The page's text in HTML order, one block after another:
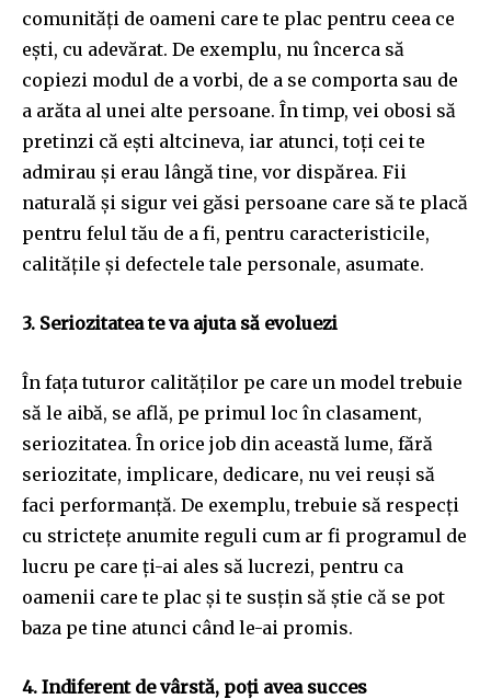
comunități de oameni care te plac pentru ceea ce
ești, cu adevărat. De exemplu, nu încerca să
copiezi modul de a vorbi, de a se comporta sau de
a arăta al unei alte persoane. În timp, vei obosi să
pretinzi că ești altcineva, iar atunci, toți cei te
admirau și erau lângă tine, vor dispărea. Fii
naturală și sigur vei găsi persoane care să te placă
pentru felul tău de a fi, pentru caracteristicile,
calitățile și defectele tale personale, asumate.
3. Seriozitatea te va ajuta să evoluezi
În fața tuturor calităților pe care un model trebuie
să le aibă, se află, pe primul loc în clasament,
seriozitatea. În orice job din această lume, fără
seriozitate, implicare, dedicare, nu vei reuși să
faci performanță. De exemplu, trebuie să respecți
cu strictețe anumite reguli cum ar fi programul de
lucru pe care ți-ai ales să lucrezi, pentru ca
oamenii care te plac și te susțin să știe că se pot
baza pe tine atunci când le-ai promis.
4. Indiferent de vârstă, poți avea succes